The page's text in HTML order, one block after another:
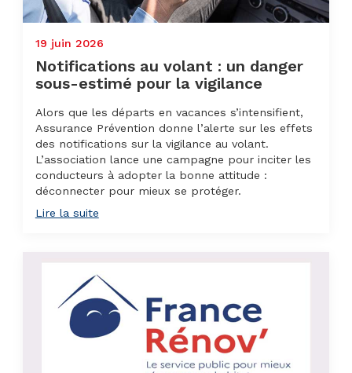
19 juin 2026
Notifications au volant : un danger
sous-estimé pour la vigilance
Alors que les départs en vacances s’intensifient,
Assurance Prévention donne l’alerte sur les effets
des notifications sur la vigilance au volant.
L’association lance une campagne pour inciter les
conducteurs à adopter la bonne attitude :
déconnecter pour mieux se protéger.
Lire la suite